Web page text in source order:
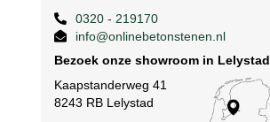
0320 - 219170
info@onlinebetonstenen.nl
Bezoek onze showroom in Lelystad
Kaapstanderweg 41
8243 RB Lelystad